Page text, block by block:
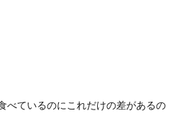
べているのにこれだけの差があるの